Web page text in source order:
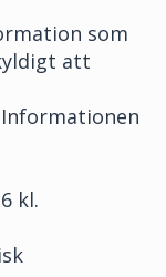
som
att
kl.